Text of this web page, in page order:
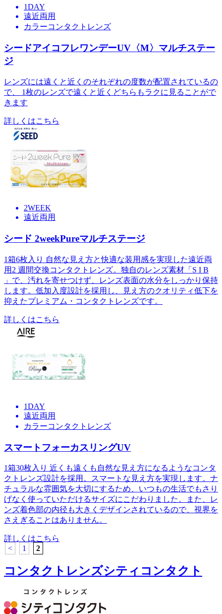
1DAY
遠近両用
カラーコンタクトレンズ
シードアイコフレワンデーUV〈M〉マルチステー
ジ
レンズには遠くと近くのそれぞれの度数が配置されているの
で、 1枚のレンズで遠くと近くどちらもラクに見ることがで
きます
詳しくはこちら
2WEEK
遠近両用
シード 2weekPureマルチステージ
1箱6枚入り 自然な見え方と快適な装用感を実現した遠近両
用2 週間交換コンタクトレンズ。独自のレンズ素材「S I B
」で、汚れを寄せつけず、レンズ表面の水分をしっかり保持
します。低加入度設計を採用し、見え方のクオリティ低下を
抑えたプレミアム・コンタクトレンズです。
詳しくはこちら
1DAY
遠近両用
カラーコンタクトレンズ
スマートフォーカスリングUV
1箱30枚入り 近くも遠くも自然な見え方になるようなコンタ
クトレンズ設計を採用。スマートな見え方を実現します。ナ
チュラルな雰囲気を大切にするため、いつもの生活でもさり
げなく使っていただけるサイズにこだわりました。また、レ
ンズ着色部の内径も大きくデザインされているので、視界を
さえぎることはありません。
詳しくはこちら
<
1 2
コンタクトレンズシティコンタクト